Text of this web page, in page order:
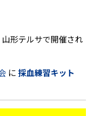
形テルサで開催され
に 採血練習キット